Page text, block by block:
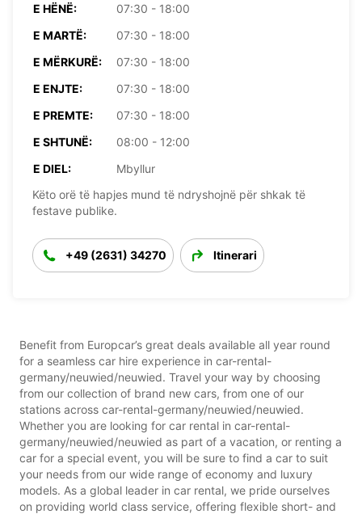
E HËNË:
07:30 - 18:00
E MARTË:
07:30 - 18:00
E MËRKURË:
07:30 - 18:00
E ENJTE:
07:30 - 18:00
E PREMTE:
07:30 - 18:00
E SHTUNË:
08:00 - 12:00
E DIEL:
Mbyllur
Këto orë të hapjes mund të ndryshojnë për shkak të
festave publike.
+49 (2631) 34270 Itinerari
Benefit from Europcar’s great deals available all year round
for a seamless car hire experience in car-rental-
germany/neuwied/neuwied. Travel your way by choosing
from our collection of brand new cars, from one of our
stations across car-rental-germany/neuwied/neuwied.
Whether you are looking for car rental in car-rental-
germany/neuwied/neuwied as part of a vacation, or renting a
car for a special event, you will be sure to find a car to suit
your needs from our wide range of economy and luxury
models. As a global leader in car rental, we pride ourselves
on providing world class service, offering flexible short- and